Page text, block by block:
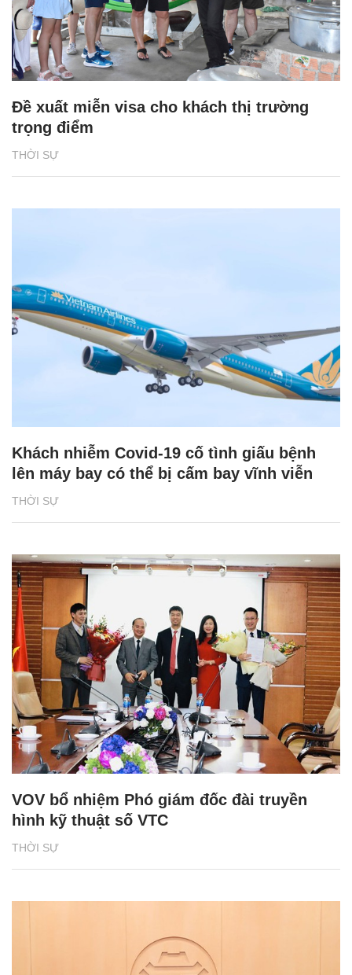
THỜI SỰ
Đề xuất miễn visa cho khách thị trường
trọng điểm
THỜI SỰ
Khách nhiễm Covid-19 cố tình giấu bệnh
lên máy bay có thể bị cấm bay vĩnh viễn
THỜI SỰ
VOV bổ nhiệm Phó giám đốc đài truyền
hình kỹ thuật số VTC